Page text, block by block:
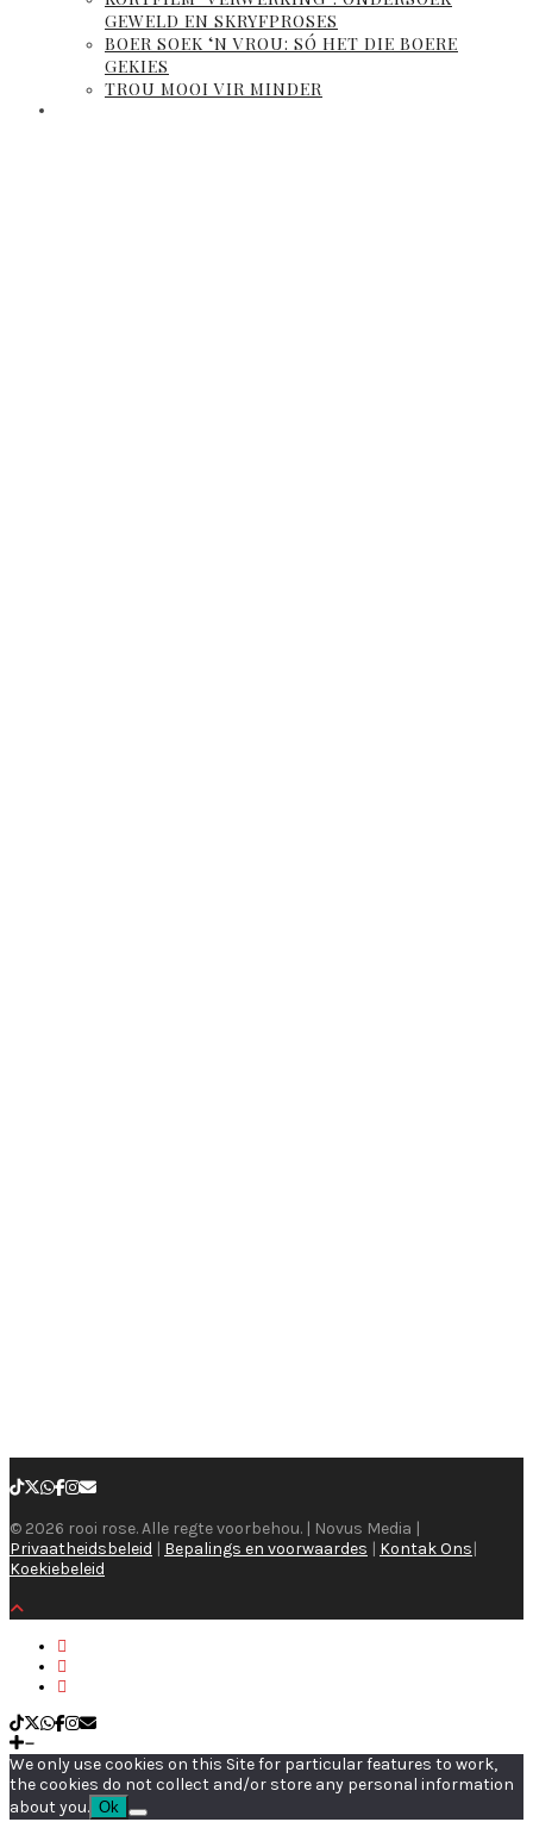
GEWELD EN SKRYFPROSES
BOER SOEK ‘N VROU: SÓ HET DIE BOERE
GEKIES
TROU MOOI VIR MINDER
© 2026 rooi rose. Alle regte voorbehou. | Novus Media |
Privaatheidsbeleid | Bepalings en voorwaardes | Kontak Ons|
Koekiebeleid
We only use cookies on this Site for particular features to work,
the cookies do not collect and/or store any personal information
about you. Ok